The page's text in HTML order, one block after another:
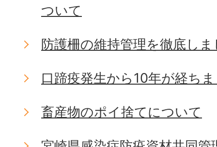
ついて
防護柵の維持管理を徹底し
口蹄疫発生から10年が経ち
畜産物のポイ捨てについて